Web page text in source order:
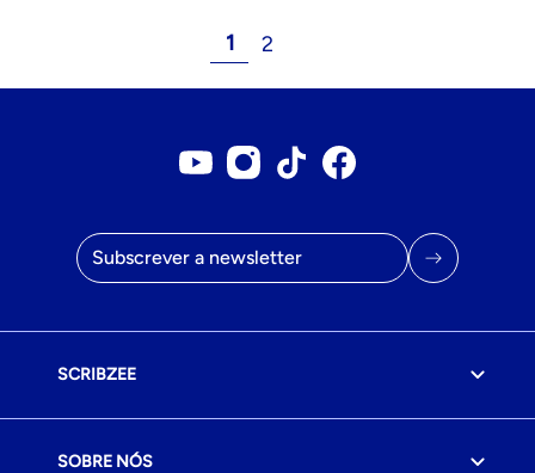
1 2
Endereço de correio eletrónico
SCRIBZEE
SOBRE NÓS